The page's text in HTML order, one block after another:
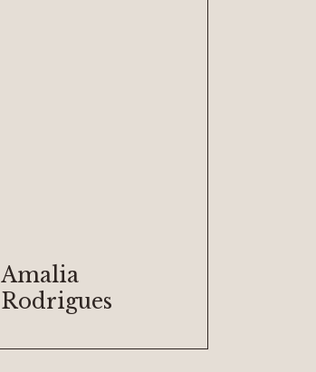
Amalia
Rodrigues